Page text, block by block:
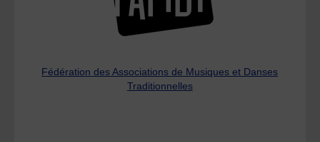
Fédération des Associations de Musiques et Danses
Traditionnelles